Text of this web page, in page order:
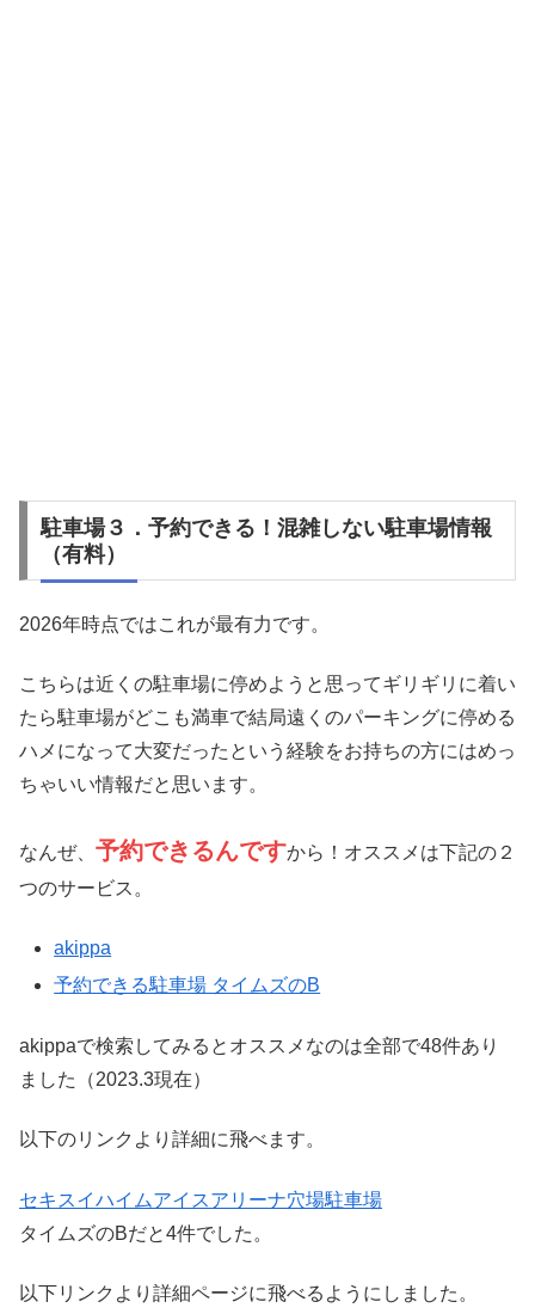
駐車場３．予約できる！混雑しない駐車場情報
（有料）
2026年時点ではこれが最有力です。
こちらは近くの駐車場に停めようと思ってギリギリに着い
たら駐車場がどこも満車で結局遠くのパーキングに停める
ハメになって大変だったという経験をお持ちの方にはめっ
ちゃいい情報だと思います。
なんぜ、 予約できるんですから！オススメは下記の２
つのサービス。
akippa
予約できる駐車場 タイムズのB
akippaで検索してみるとオススメなのは全部で48件あり
ました（2023.3現在）
以下のリンクより詳細に飛べます。
セキスイハイムアイスアリーナ穴場駐車場
タイムズのBだと4件でした。
以下リンクより詳細ページに飛べるようにしました。